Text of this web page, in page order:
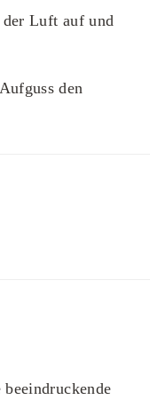
der Luft auf und
den